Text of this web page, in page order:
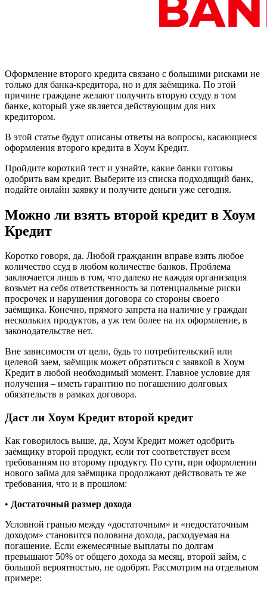
Оформление второго кредита связано с большими рисками не
только для банка-кредитора, но и для заёмщика. По этой
причине граждане желают получить вторую ссуду в том
банке, который уже является действующим для них
кредитором.
В этой статье будут описаны ответы на вопросы, касающиеся
оформления второго кредита в Хоум Кредит.
Пройдите короткий тест и узнайте, какие банки готовы
одобрить вам кредит. Выберите из списка подходящий банк,
подайте онлайн заявку и получите деньги уже сегодня.
Можно ли взять второй кредит в Хоум
Кредит
Коротко говоря, да. Любой гражданин вправе взять любое
количество ссуд в любом количестве банков. Проблема
заключается лишь в том, что далеко не каждая организация
возьмет на себя ответственность за потенциальные риски
просрочек и нарушения договора со стороны своего
заёмщика. Конечно, прямого запрета на наличие у граждан
нескольких продуктов, а уж тем более на их оформление, в
законодательстве нет.
Вне зависимости от цели, будь то потребительский или
целевой заем, заёмщик может обратиться с заявкой в Хоум
Кредит в любой необходимый момент. Главное условие для
получения – иметь гарантию по погашению долговых
обязательств в рамках договора.
Даст ли Хоум Кредит второй кредит
Как говорилось выше, да, Хоум Кредит может одобрить
заёмщику второй продукт, если тот соответствует всем
требованиям по второму продукту. По сути, при оформлении
нового займа для заёмщика продолжают действовать те же
требования, что и в прошлом:
• Достаточный размер дохода
Условной гранью между «достаточным» и «недостаточным
доходом» становится половина дохода, расходуемая на
погашение. Если ежемесячные выплаты по долгам
превышают 50% от общего дохода за месяц, второй займ, с
большой вероятностью, не одобрят. Рассмотрим на отдельном
примере: